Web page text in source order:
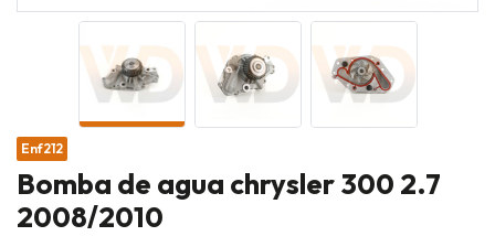
Enf212
Bomba de agua chrysler 300 2.7
2008/2010